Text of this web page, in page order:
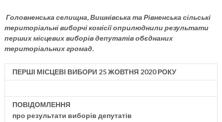
Головненська селищна, Вишнівська та Рівненська сільські
територіальні виборчі комісії оприлюднили результати
перших місцевих виборів депутатів обєднаних
територіальних громад.
ПЕРШІ МІСЦЕВІ ВИБОРИ 25 ЖОВТНЯ 2020 РОКУ
ПОВІДОМЛЕННЯ
про результати виборів депутатів